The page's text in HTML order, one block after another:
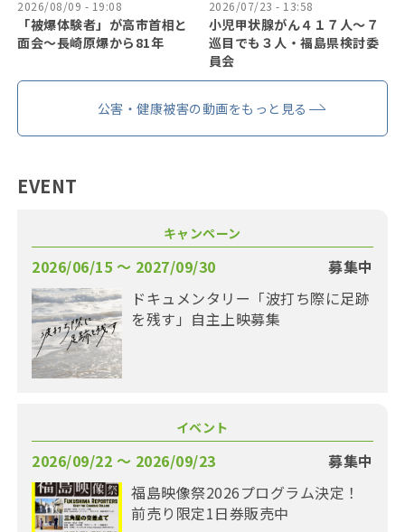
2026/08/09 - 19:08
「被爆体験者」が高市首相と
面会～長崎原爆から81年
2026/07/23 - 13:58
小児甲状腺がん４１７人〜７
巡目でも３人・福島県検討委
員会
公害・健康被害の動画をもっと見る
EVENT
キャンペーン
2026/06/15 〜 2027/09/30
募集中
ドキュメンタリー「波打ち際に足跡
を残す」自主上映募集
イベント
2026/09/22 〜 2026/09/23
募集中
福島映像祭2026プログラム決定！
前売り限定1日券販売中